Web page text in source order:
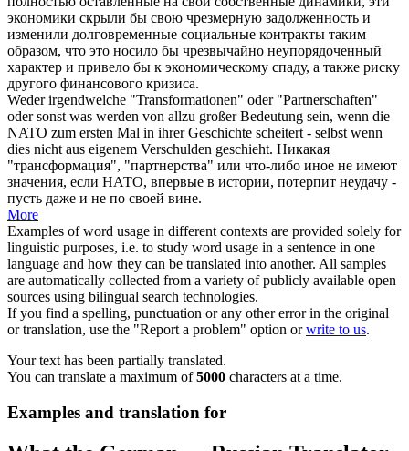
экономики скрыли бы свою чрезмерную задолженность и
изменили долговременные социальные контракты таким
образом, что это носило бы чрезвычайно неупорядоченный
характер и привело бы к экономическому спаду, а также риску
другого финансового кризиса.
Weder irgendwelche "Transformationen" oder "Partnerschaften"
oder sonst was werden von allzu großer Bedeutung sein, wenn die
NATO zum ersten Mal in ihrer Geschichte scheitert - selbst wenn
dies nicht aus eigenem Verschulden geschieht. Никакая
"трансформация", "партнерства" или что-либо иное не имеют
значения, если НАТО, впервые в истории, потерпит неудачу -
пусть даже и не по своей вине.
More
Examples of word usage in different contexts are provided solely for
linguistic purposes, i.e. to study word usage in a sentence in one
language and how they can be translated into another. All samples
are automatically collected from a variety of publicly available open
sources using bilingual search technologies.
If you find a spelling, punctuation or any other error in the original
or translation, use the "Report a problem" option orwrite to us.
Your text has been partially translated.
You can translate a maximum of5000 characters at a time.
Examples and translation for